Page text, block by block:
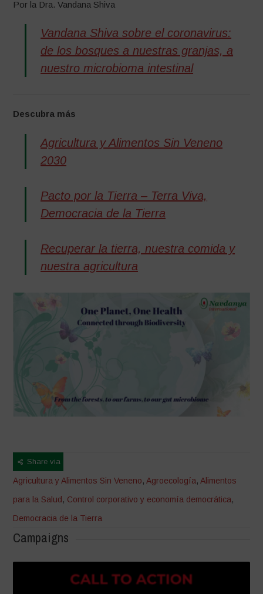
Por la Dra. Vandana Shiva
Vandana Shiva sobre el coronavirus:
de los bosques a nuestras granjas, a
nuestro microbioma intestinal
Descubra más
Agricultura y Alimentos Sin Veneno
2030
Pacto por la Tierra – Terra Viva,
Democracia de la Tierra
Recuperar la tierra, nuestra comida y
nuestra agricultura
Share via
Agricultura y Alimentos Sin Veneno,Agroecología,Alimentos
para la Salud , Control corporativo y economía democrática,
Democracia de la Tierra
Campaigns